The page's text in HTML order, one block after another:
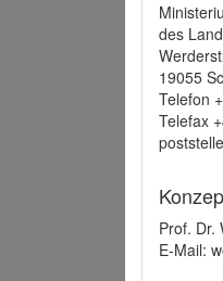
des
19055
Telefon
Telefax
Prof. Dr.
E-Mail: